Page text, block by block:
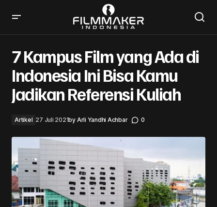
7 Kampus Film yang Ada di
Indonesia Ini Bisa Kamu
Jadikan Referensi Kuliah
Artikel 27 Juli 2021by Arli Yandhi Achbar 0